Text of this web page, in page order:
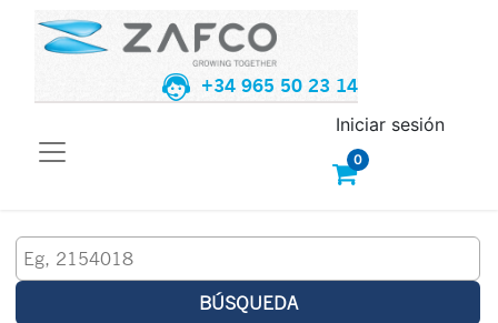
+34 965 50 23 14
0
Iniciar sesión
BÚSQUEDA